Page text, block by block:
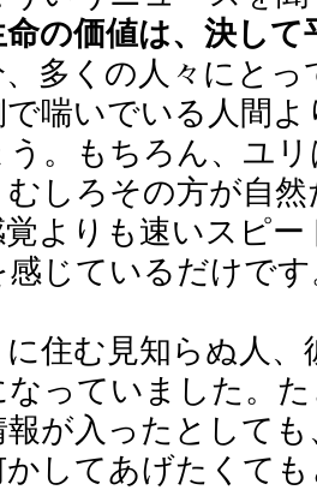
命の価値は、決し
多くの人々にとっ
で喘いでいる人間
う。もちろん、ユ
しろその方が自
よりも速いスピ
感じているだけです
住む見知らぬ人、
なっていました。
報が入ったとして
かしてあげたくて